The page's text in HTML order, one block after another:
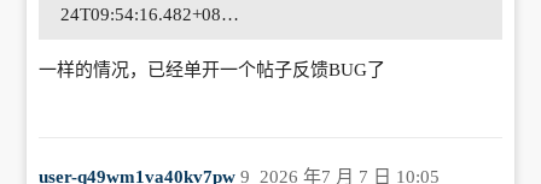
24T09:54:16.482+08…
一样的情况，已经单开一个帖子反馈BUG了
user-q49wm1va40kv7pw 2026 年7 月 7 日 10:05
9